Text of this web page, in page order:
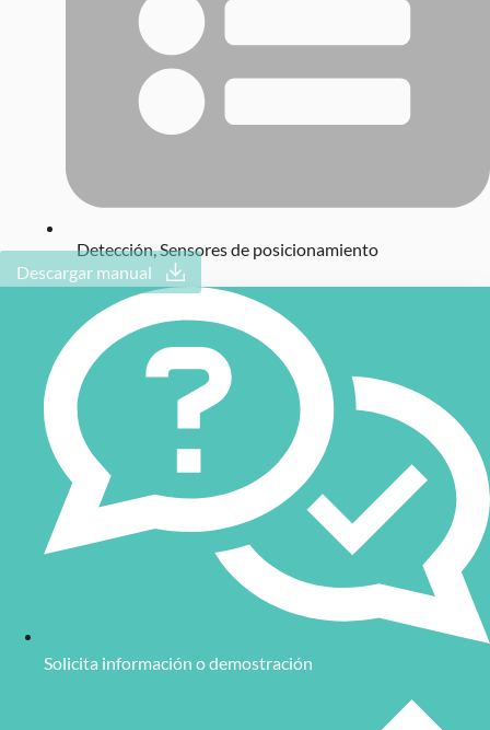
Detección,Sensores de posicionamiento
Descargar manual
Solicita información o demostración